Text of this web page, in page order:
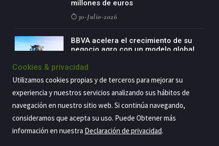
millones de euros
30-Julio-2026
BBVA acelera el crecimiento de su
negocio agro con un modelo global
países
29-Julio-2026
Copyright@2026 Estrategia Empresarial
Cookies & privacidad
Utilizamos cookies propias y de terceros para mejorar su
experiencia y nuestros servicios analizando sus hábitos de
navegación en nuestro sitio web. Si continúa navegando,
consideramos que acepta su uso. Puede Obtener más
información en nuestra Declaración de privacidad.